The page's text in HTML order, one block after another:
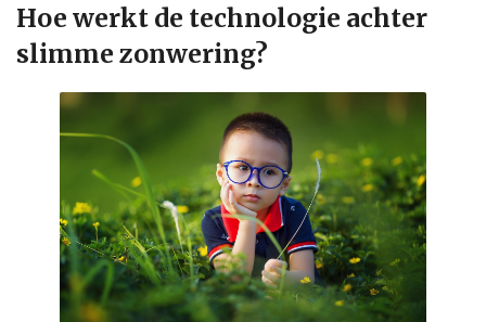
Hoe werkt de technologie achter
slimme zonwering?